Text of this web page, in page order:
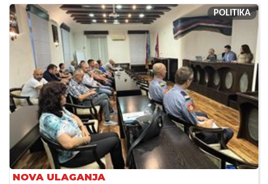
POLITIKA
NOVA ULAGANJA